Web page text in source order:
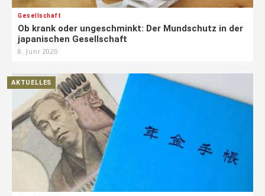
Gesellschaft
Ob krank oder ungeschminkt: Der Mundschutz in der
japanischen Gesellschaft
8. Juni 2020
AKTUELLES